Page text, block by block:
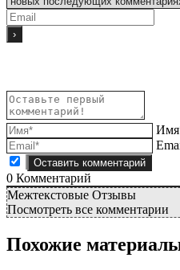
0 Комментарий
Межтекстовые Отзывы
Посмотреть все комментарии
Похожие